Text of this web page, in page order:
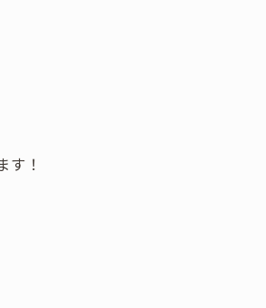
す！